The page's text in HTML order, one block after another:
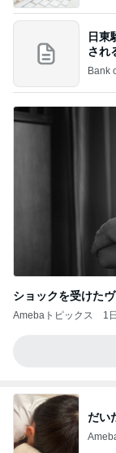
日東
され
Bank
ショックを受けた
Amebaトピックス 1
だい